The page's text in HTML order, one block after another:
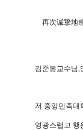
再次诚挚地
김준봉교수님,
저 중앙민족대
영광스럽고 행